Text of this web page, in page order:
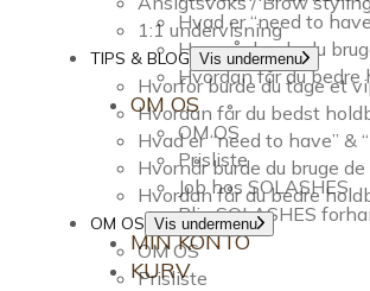
Hvad er “need to
Hvornår burde du
Hvordan får du
OM OS
OM OS
Prisliste
Job hos SOLASHES
Bliv SOLASHES
MIN KONTO
KURV
1:1 undervisning
TIPS & BLOG Vis undermenu
Hvorfor burde du tage et
Hvordan får du bedst
Hvad er “need to have” &
Hvornår burde du bruge
Hvordan får du bedre
OM OS Vis undermenu
OM OS
Prisliste